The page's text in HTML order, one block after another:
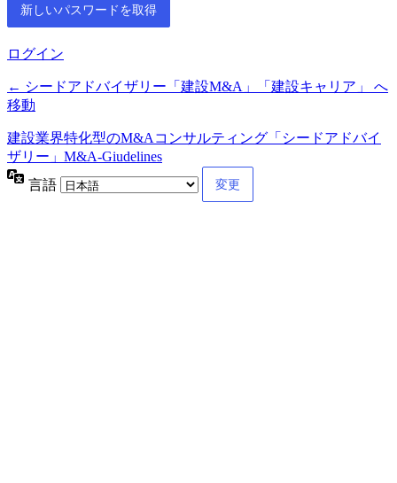
ログイン
← シードアドバイザリー「建設M&A」「建設キャリア」 へ
移動
建設業界特化型のM&Aコンサルティング「シードアドバイ
ザリー」M&A-Giudelines
言語